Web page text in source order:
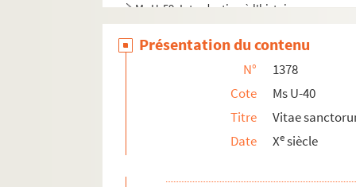
Ms U-59. Introduction à l'histoire
Ms U-66. Flavii Josephi Antiquitatum
Présentation du contenu
N°
1378
Cote
Ms U-40
Titre
Vitae
Date
Xesiècle